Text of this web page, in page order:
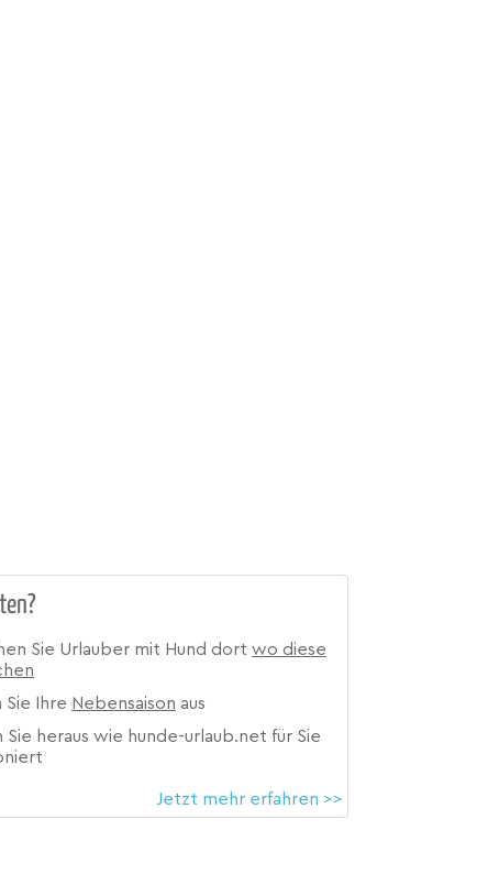
Sie Urlauber mit Hund dort wo diese
Sie Ihre Nebensaison aus
Sie heraus wie hunde-urlaub.net für Sie
Jetzt mehr erfahren >>